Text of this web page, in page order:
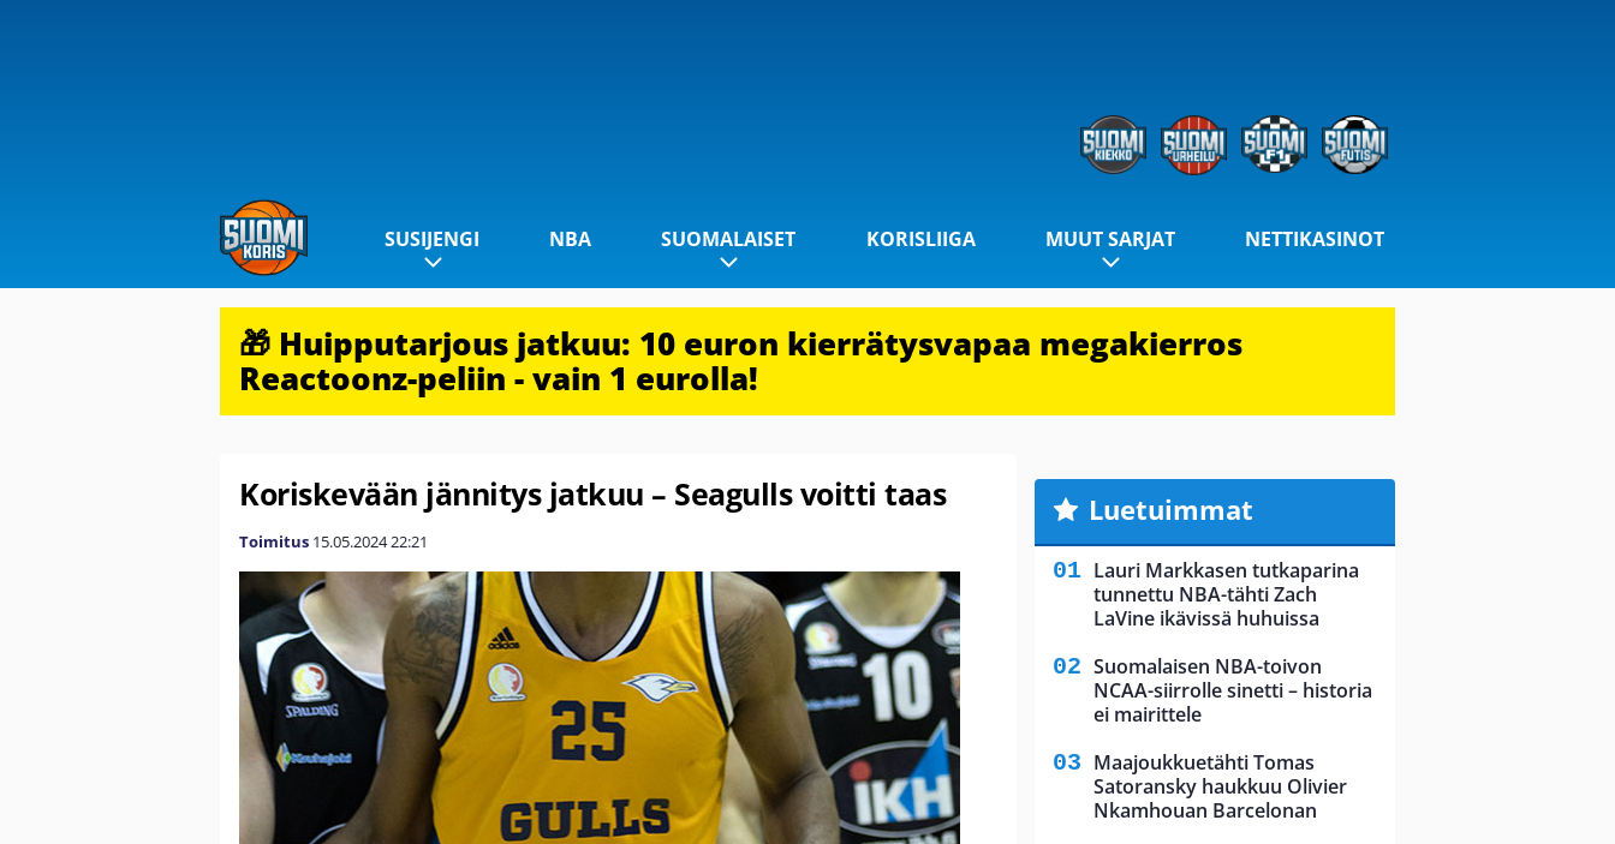
SUSIJENGI NBA SUOMALAISET KORISLIIGA MUUT SARJAT NETTIKASINOT
🎁 Huipputarjous jatkuu: 10 euron kierrätysvapaa megakierros
Reactoonz-peliin - vain 1 eurolla!
Koriskevään jännitys jatkuu – Seagulls voitti taas
Toimitus 15.05.202422:21
Luetuimmat
Lauri Markkasen tutkaparina
tunnettu NBA-tähti Zach
LaVine ikävissä huhuissa
Suomalaisen NBA-toivon
NCAA-siirrolle sinetti – historia
ei mairittele
Maajoukkuetähti Tomas
Satoransky haukkuu Olivier
Nkamhouan Barcelonan